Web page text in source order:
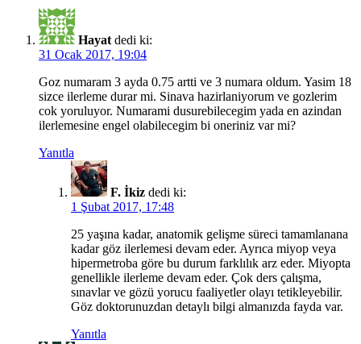
Hayat dedi ki:
31 Ocak 2017, 19:04
Goz numaram 3 ayda 0.75 artti ve 3 numara oldum. Yasim 18
sizce ilerleme durar mi. Sinava hazirlaniyorum ve gozlerim
cok yoruluyor. Numarami dusurebilecegim yada en azindan
ilerlemesine engel olabilecegim bi oneriniz var mi?
Yanıtla
F. İkiz dedi ki:
1 Şubat 2017, 17:48
25 yaşına kadar, anatomik gelişme süreci tamamlanana
kadar göz ilerlemesi devam eder. Ayrıca miyop veya
hipermetroba göre bu durum farklılık arz eder. Miyopta
genellikle ilerleme devam eder. Çok ders çalışma,
sınavlar ve gözü yorucu faaliyetler olayı tetikleyebilir.
Göz doktorunuzdan detaylı bilgi almanızda fayda var.
Yanıtla